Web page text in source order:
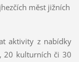
měst jižních
aktivity z nabídky
20 kulturních či 30